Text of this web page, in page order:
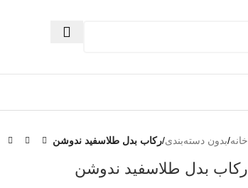
خانه/بدون دسته‌بندی/رکاب بدل طلاسفید ندوشن
رکاب بدل طلاسفید ندوشن